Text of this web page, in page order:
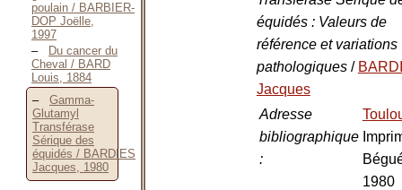
poulain / BARBIER-
DOP Joëlle,
1997
Du cancer du
Cheval / BARD
Louis, 1884
Gamma-
Glutamyl
Transférase
Sérique des
équidés / BARDIES
Jacques, 1980
équidés : Valeurs de
référence et variations
pathologiques /
Jacques
Adresse
bibliographique
:
1980